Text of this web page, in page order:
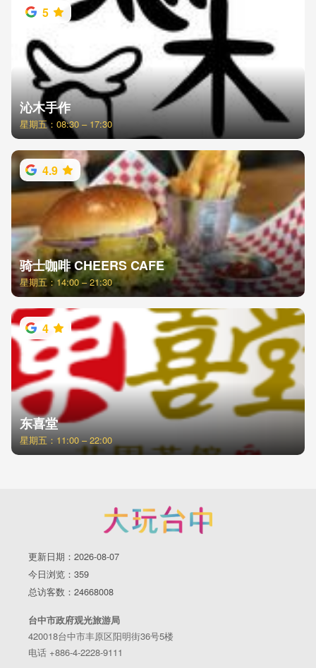
5
沁木手作
星期五：08:30 – 17:30
4.9
骑士咖啡 CHEERS CAFE
星期五：14:00 – 21:30
4
东喜堂
星期五：11:00 – 22:00
更新日期：2026-08-07
今日浏览：359
总访客数：24668008
台中市政府观光旅游局
420018台中市丰原区阳明街36号5楼
电话 +886-4-2228-9111